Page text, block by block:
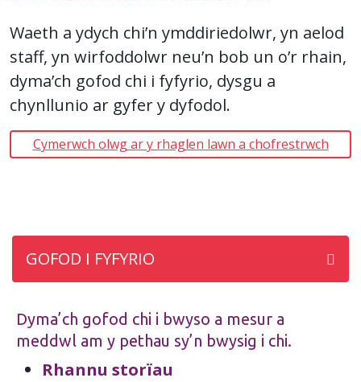
Waeth a ydych chi’n ymddiriedolwr, yn aelod
staff, yn wirfoddolwr neu’n bob un o’r rhain,
dyma’ch gofod chi i fyfyrio, dysgu a
chynllunio ar gyfer y dyfodol.
Cymerwch olwg ar y rhaglen lawn a chofrestrwch
GOFOD I FYFYRIO
Dyma’ch gofod chi i bwyso a mesur a
meddwl am y pethau sy’n bwysig i chi.
Rhannu storïau